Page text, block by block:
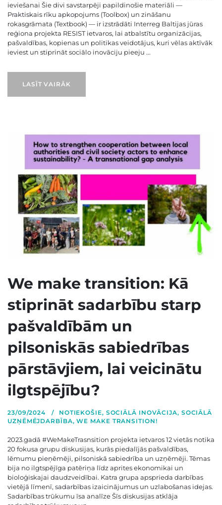
ieviešanai Šie divi savstarpēji papildinošie materiāli —
Praktiskais rīku apkopojums (Toolbox) un zināšanu
rokasgrāmata (Textbook) — ir izstrādāti Interreg Baltijas jūras
reģiona projekta RESIST ietvaros, lai atbalstītu organizācijas,
pašvaldības, kopienas un politikas veidotājus, kuri vēlas aktīvāk
ieviest un stiprināt sociālo inovāciju pieeju ...
LASĪT VAIRĀK
We make transition: Kā
stiprināt sadarbību starp
pašvaldībām un
pilsoniskās sabiedrības
pārstāvjiem, lai veicinātu
ilgtspējību?
23/09/2024 NOTIEKOŠIE, SOCIĀLĀ INOVĀCIJA, SOCIĀLĀ
UZŅĒMĒJDARBĪBA,WE MAKE TRANSITION!
2023.gadā #WeMakeTrasnsition projekta ietvaros 12 vietās notika
20 fokusa grupu diskusijas, kurās piedalījās pašvaldības,
lēmumu pieņēmēji, pilsoniskā sabiedrība un uzņēmēji. Tēmas
bija no ilgtspējīga patēriņa līdz aprites ekonomikai un
bioloģiskajai daudzveidībai. Katra grupa apsprieda darbības
vietējā līmenī, sadarbības izaicinājumus un uzlabošanas idejas.
Sadarbības trūkumu īsa analīze Šīs diskusijas atklāja